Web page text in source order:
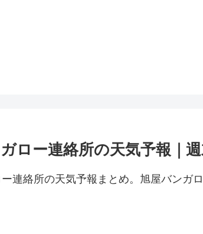
ロー連絡所の天気予報｜
連絡所の天気予報まとめ。旭屋バンガ